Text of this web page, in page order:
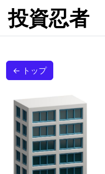
投資忍者
← トップ